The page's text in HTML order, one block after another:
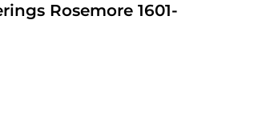
Rosemore 1601-